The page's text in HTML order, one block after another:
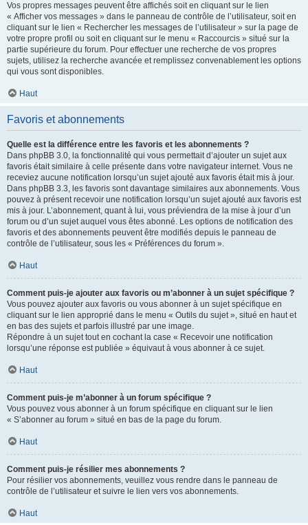
Vos propres messages peuvent être affichés soit en cliquant sur le lien
« Afficher vos messages » dans le panneau de contrôle de l’utilisateur, soit en
cliquant sur le lien « Rechercher les messages de l’utilisateur » sur la page de
votre propre profil ou soit en cliquant sur le menu « Raccourcis » situé sur la
partie supérieure du forum. Pour effectuer une recherche de vos propres
sujets, utilisez la recherche avancée et remplissez convenablement les options
qui vous sont disponibles.
Haut
Favoris et abonnements
Quelle est la différence entre les favoris et les abonnements ?
Dans phpBB 3.0, la fonctionnalité qui vous permettait d’ajouter un sujet aux
favoris était similaire à celle présente dans votre navigateur internet. Vous ne
receviez aucune notification lorsqu’un sujet ajouté aux favoris était mis à jour.
Dans phpBB 3.3, les favoris sont davantage similaires aux abonnements. Vous
pouvez à présent recevoir une notification lorsqu’un sujet ajouté aux favoris est
mis à jour. L’abonnement, quant à lui, vous préviendra de la mise à jour d’un
forum ou d’un sujet auquel vous êtes abonné. Les options de notification des
favoris et des abonnements peuvent être modifiés depuis le panneau de
contrôle de l’utilisateur, sous les « Préférences du forum ».
Haut
Comment puis-je ajouter aux favoris ou m’abonner à un sujet spécifique ?
Vous pouvez ajouter aux favoris ou vous abonner à un sujet spécifique en
cliquant sur le lien approprié dans le menu « Outils du sujet », situé en haut et
en bas des sujets et parfois illustré par une image.
Répondre à un sujet tout en cochant la case « Recevoir une notification
lorsqu’une réponse est publiée » équivaut à vous abonner à ce sujet.
Haut
Comment puis-je m’abonner à un forum spécifique ?
Vous pouvez vous abonner à un forum spécifique en cliquant sur le lien
« S’abonner au forum » situé en bas de la page du forum.
Haut
Comment puis-je résilier mes abonnements ?
Pour résilier vos abonnements, veuillez vous rendre dans le panneau de
contrôle de l’utilisateur et suivre le lien vers vos abonnements.
Haut